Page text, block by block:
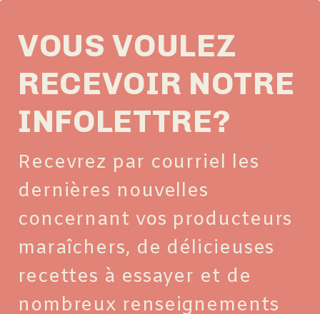
VOUS VOULEZ
RECEVOIR NOTRE
INFOLETTRE?
Recevrez par courriel les
dernières nouvelles
concernant vos producteurs
maraîchers, de délicieuses
recettes à essayer et de
nombreux renseignements